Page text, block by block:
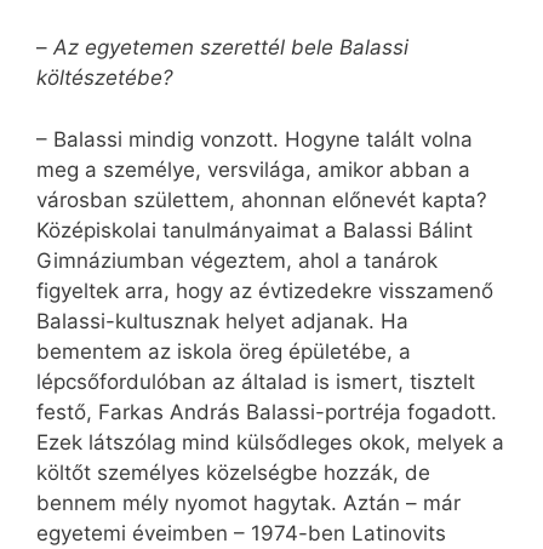
– Az egyetemen szerettél bele Balassi
költészetébe?
– Balassi mindig vonzott. Hogyne talált volna
meg a személye, versvilága, amikor abban a
városban születtem, ahonnan előnevét kapta?
Középiskolai tanulmányaimat a Balassi Bálint
Gimnáziumban végeztem, ahol a tanárok
figyeltek arra, hogy az évtizedekre visszamenő
Balassi-kultusznak helyet adjanak. Ha
bementem az iskola öreg épületébe, a
lépcsőfordulóban az általad is ismert, tisztelt
festő, Farkas András Balassi-portréja fogadott.
Ezek látszólag mind külsődleges okok, melyek a
költőt személyes közelségbe hozzák, de
bennem mély nyomot hagytak. Aztán – már
egyetemi éveimben – 1974-ben Latinovits